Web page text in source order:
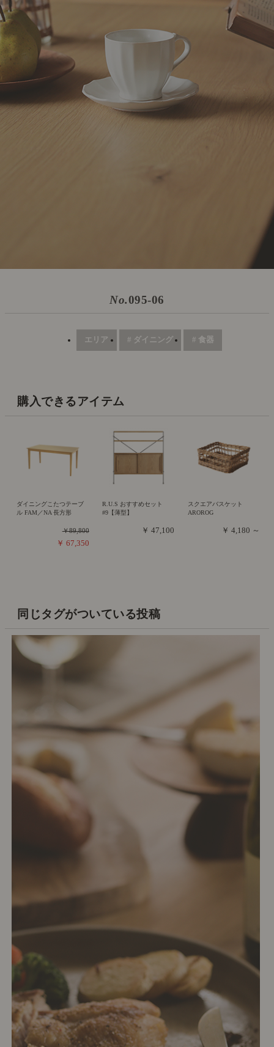
No.095-06
エリア # ダイニング # 食器
購入できるアイテム
ダイニングこたつテーブ
ル FAM／NA 長方形
￥89,800
￥ 67,350
R.U.S おすすめセット
#9【薄型】
￥ 47,100
スクエアバスケット
AROROG
￥ 4,180 ～
同じタグがついている投稿